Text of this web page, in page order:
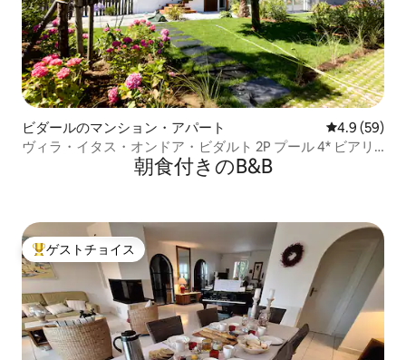
ビダールのマンション・アパート レビュー59
4.9 (59)
ヴィラ・イタス・オンドア・ビダルト 2P プール 4* ビアリ
朝食付きのB&B
大好評のゲストチョイスです。
ゲストチョイス